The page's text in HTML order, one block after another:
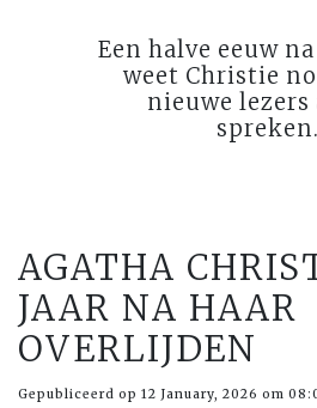
Een halve eeuw
weet Christie
nieuwe lezers
spreken.
AGATHA
JAAR NA HAAR
OVERLIJDEN
Gepubliceerd op 12 January, 2026 om